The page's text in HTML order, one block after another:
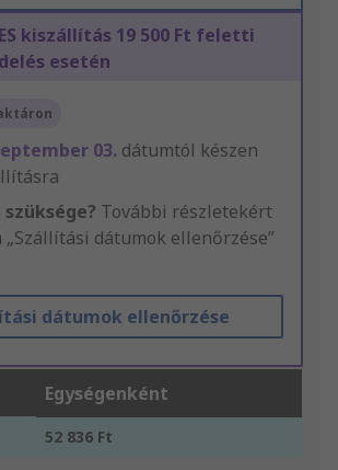
kiszállítás 19 500 Ft feletti
esetén
03. dátumtól készen
További részletekért
dátumok ellenőrzése”
dátumok ellenőrzése
Egységenként
52 836 Ft